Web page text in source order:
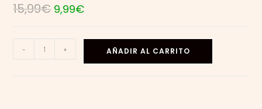
15,99€ El
precio
15,99€.
9,99€El
precio
9,99€.
Diario
"Conectando
Conmigo"
- + AÑADIR AL CARRITO